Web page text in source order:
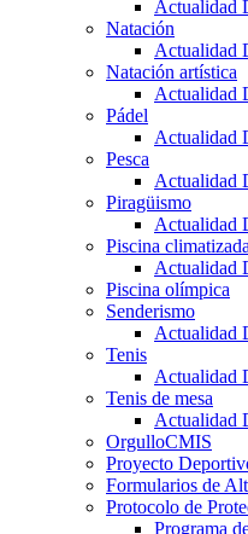
Actualidad
Natación
Actualidad
Natación artística
Actualidad
Pádel
Actualidad
Pesca
Actualidad
Piragüismo
Actualidad
Piscina climatizada
Actualidad
Piscina olímpica
Senderismo
Actualidad
Tenis
Actualidad
Tenis de mesa
Actualidad
OrgulloCMIS
Proyecto
Formularios de
Protocolo de
Programa